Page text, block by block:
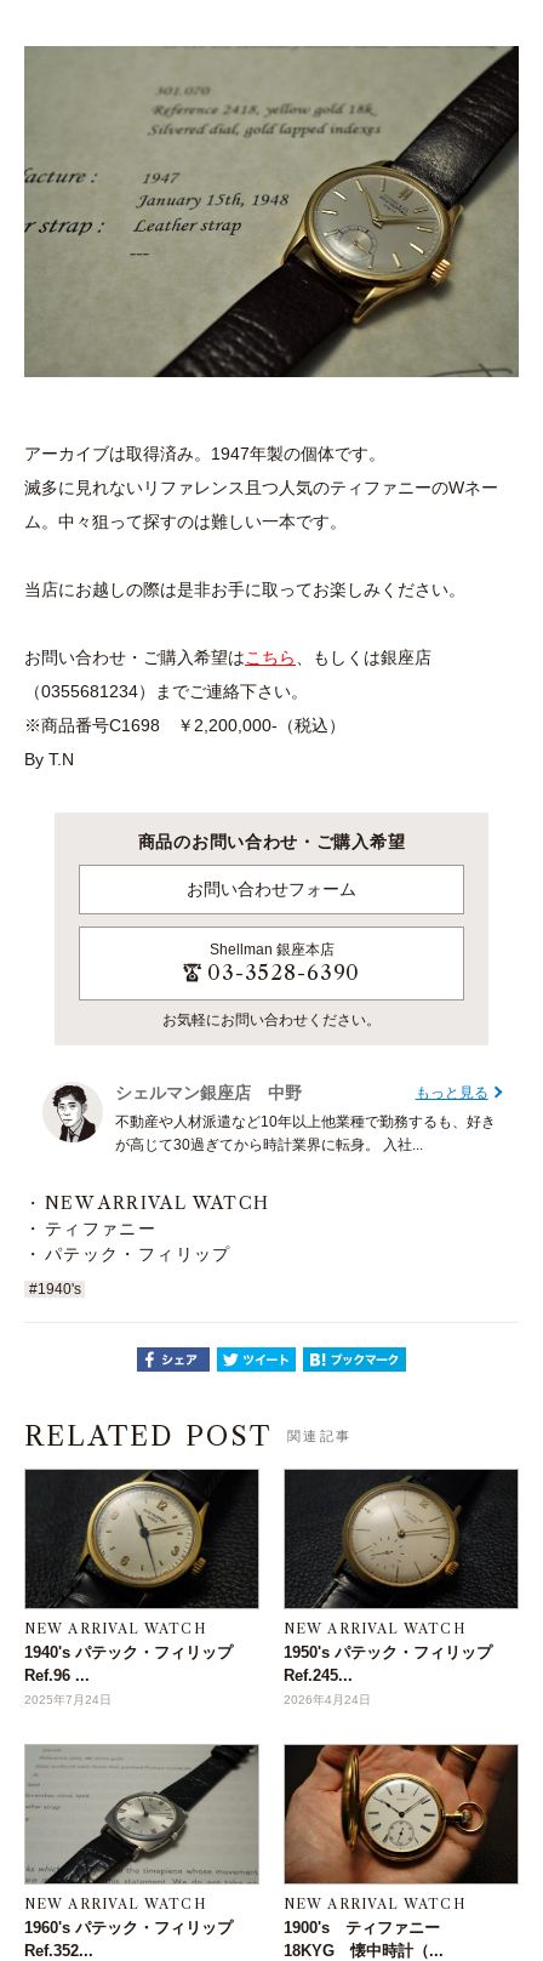
アーカイブは取得済み。1947年製の個体です。
滅多に見れないリファレンス且つ人気のティファニーのWネー
ム。中々狙って探すのは難しい一本です。
当店にお越しの際は是非お手に取ってお楽しみください。
お問い合わせ・ご購入希望はこちら
、もしくは銀座店
（0355681234）までご連絡下さい。
※商品番号C1698 ￥2,200,000-（税込）
By T.N
商品のお問い合わせ・ご購入希望
お問い合わせフォーム
Shellman 銀座本店
03-3528-6390
お気軽にお問い合わせください。
シェルマン銀座店 中野
もっと見る
不動産や人材派遣など10年以上他業種で勤務するも、好き
が高じて30過ぎてから時計業界に転身。 入社...
NEW ARRIVAL WATCH
ティファニー
パテック・フィリップ
#1940's
RELATED POST 関連記事
NEW ARRIVAL WATCH
1940's パテック・フィリップ
Ref.96 ...
2025年7月24日
NEW ARRIVAL WATCH
1950's パテック・フィリップ
Ref.245...
2026年4月24日
NEW ARRIVAL WATCH
1960's パテック・フィリップ
Ref.352...
NEW ARRIVAL WATCH
1900's ティファニー
18KYG 懐中時計（...